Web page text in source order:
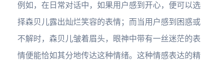
例如，在日常对话中，如果用户感到开心，便可以选
择森贝儿露出灿烂笑容的表情；而当用户感到困惑或
不解时，森贝儿皱着眉头，眼神中带有一丝迷茫的表
情便能恰如其分地传达这种情绪。这种情感表达的精